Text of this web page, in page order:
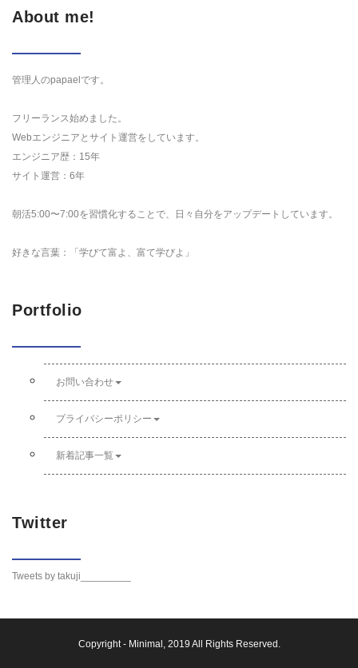
About me!
管理人のpapaelです。
フリーランス始めました。
Webエンジニアとサイト運営をしています。
エンジニア歴：15年
サイト運営：6年
朝活5:00〜7:00を習慣化することで、日々自分をアップデートしています。
好きな言葉：「学びて富よ、富て学びよ」
Portfolio
お問い合わせ
プライバシーポリシー
新着記事一覧
Twitter
Tweets by takuji_________
Copyright - Minimal , 2019 All Rights Reserved.